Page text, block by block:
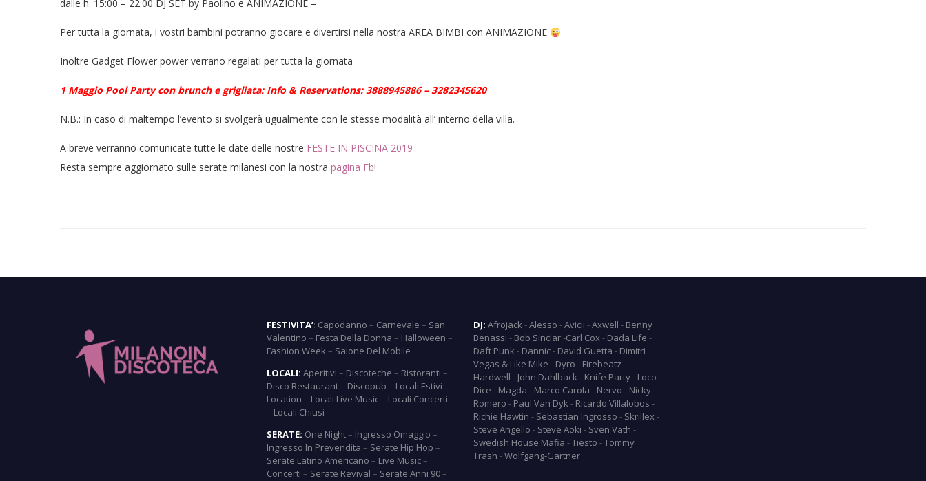
dalle h. 15:00 – 22:00 DJ SET by Paolino e ANIMAZIONE –
Per tutta la giornata, i vostri bambini potranno giocare e divertirsi nella nostra AREA BIMBI con ANIMAZIONE
Inoltre Gadget Flower power verrano regalati per tutta la giornata
1 Maggio Pool Party con brunch e grigliata: Info & Reservations: 3888945886 – 3282345620
N.B.: In caso di maltempo l’evento si svolgerà ugualmente con le stesse modalità all’ interno della villa.
A breve verranno comunicate tutte le date delle nostre FESTE IN PISCINA 2019
Resta sempre aggiornato sulle serate milanesi con la nostra pagina Fb!
FESTIVITA’: Capodanno – Carnevale – San
Valentino – Festa Della Donna – Halloween –
Fashion Week – Salone Del Mobile
LOCALI: Aperitivi – Discoteche – Ristoranti –
Disco Restaurant– Discopub – Locali Estivi –
Location – Locali Live Music– Locali Concerti
– Locali Chiusi
SERATE: One Night– Ingresso Omaggio –
Ingresso In Prevendita – Serate Hip Hop –
Serate Latino Americano – Live Music–
Concerti – Serate Revival – Serate Anni 90–
DJ: Afrojack -Alesso -Avicii -Axwell - Benny
Benassi - Bob Sinclar-Carl Cox- Dada Life -
Daft Punk - Dannic- David Guetta - Dimitri
Vegas & Like Mike - Dyro - Firebeatz -
Hardwell - John Dahlback - Knife Party- Loco
Dice - Magda - Marco Carola - Nervo - Nicky
Romero - Paul Van Dyk - Ricardo Villalobos -
Richie Hawtin - Sebastian Ingrosso - Skrillex-
Steve Angello - Steve Aoki - Sven Vath -
Swedish House Mafia -Tiesto -Tommy
Trash -Wolfgang-Gartner